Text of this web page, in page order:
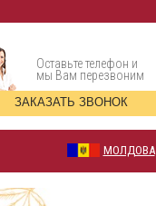
Оставьте телефон и
мы Вам перезвоним
ЗАКАЗАТЬ ЗВОНОК
МОЛДОВА